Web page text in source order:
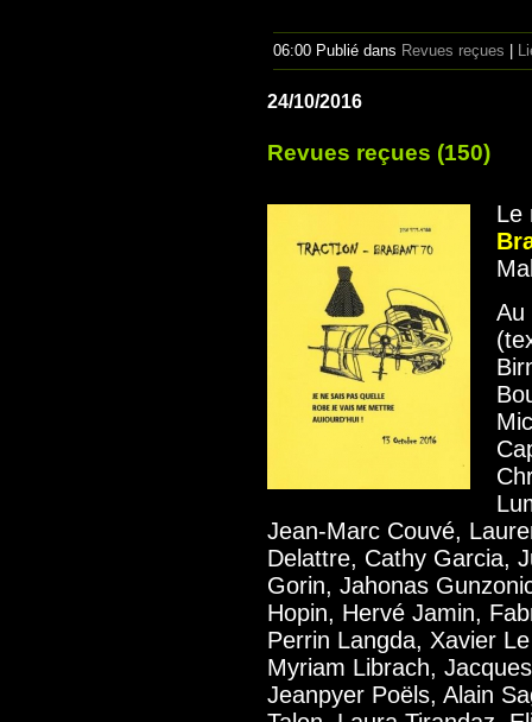
06:00 Publié dans Revues reçues
24/10/2016
Revues reçues (150)
Le
Au
Jean-Marc Couvé,
Delattre, Cathy Garcia,
Gorin, Jahonas
Hopin, Hervé Jamin,
Perrin Langda, Xavier
Myriam Librach,
Jeanpyer Poëls, Alain